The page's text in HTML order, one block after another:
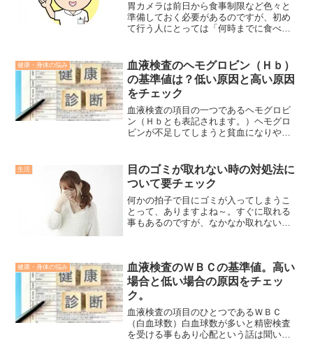
胃カメラは前日から食事制限など色々と
準備しておく必要があるのですが、初め
て行う人にとっては「何時までに食べて
います。という事で今回の記事では胃カ
メラ前日に行う事について...
健康・身体の悩み
血液検査のヘモグロビン（Ｈｂ）
の基準値は？低い原因と高い原因
をチェック
血液検査の項目の一つであるヘモグロビ
ン（Ｈｂとも表記されます。）ヘモグロ
ビンが不足してしまうと貧血になりやす
症状がある？と聞かれたらご存知でない
方も多いのではないかと思...
生活
目のゴミが取れない時の対処法に
ついて要チェック
何かの拍子で目にゴミが入ってしまうこ
とって、ありますよね～。すぐに取れる
事もあるのですが、なかなか取れない時
ない場合の取り方などにつ...
健康・身体の悩み
血液検査のＷＢＣの基準値。高い
場合と低い場合の原因をチェッ
ク。
血液検査の項目のひとつであるＷＢＣ
（白血球数）白血球数が多いと精密検査
を受ける事もあり心配という話は聞いた